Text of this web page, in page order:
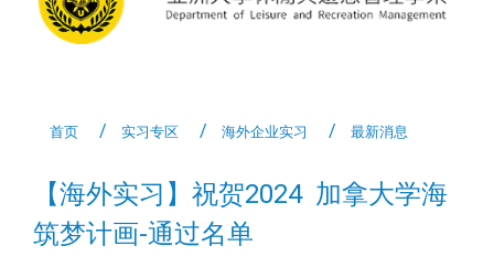
首页 实习专区 海外企业实习 最新消息
【海外实习】祝贺2024 加拿大学海
筑梦计画-通过名单